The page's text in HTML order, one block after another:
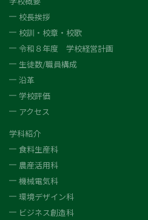
校長挨拶
校訓・校章・校歌
令和８年度 学校経営計画
生徒数/職員構成
沿革
学校評価
アクセス
学科紹介
食料生産科
農産活用科
機械電気科
環境デザイン科
ビジネス創造科